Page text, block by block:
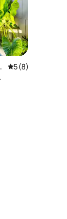
: 5 sur 5
Évaluation
5 (8)